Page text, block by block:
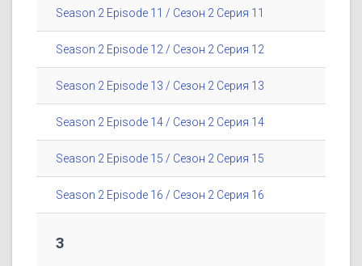
Season 2 Episode 11 / Сезон 2 Серия 11
Season 2 Episode 12 / Сезон 2 Серия 12
Season 2 Episode 13 / Сезон 2 Серия 13
Season 2 Episode 14 / Сезон 2 Серия 14
Season 2 Episode 15 / Сезон 2 Серия 15
Season 2 Episode 16 / Сезон 2 Серия 16
3